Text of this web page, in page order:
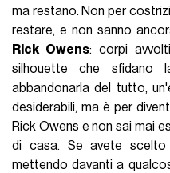
ma restano. Non per
restare, e non sanno
Rick Owens: corpi
silhouette che sfidano
abbandonarla del tutto,
desiderabili, ma è per
Rick Owens e non sai mai
di casa. Se avete
mettendo davanti a